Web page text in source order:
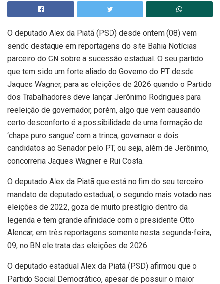
O deputado Alex da Piatã (PSD) desde ontem (08) vem
sendo destaque em reportagens do site Bahia Notícias
parceiro do CN sobre a sucessão estadual. O seu partido
que tem sido um forte aliado do Governo do PT desde
Jaques Wagner, para as eleições de 2026 quando o Partido
dos Trabalhadores deve lançar Jerônimo Rodrigues para
reeleição de governador, porém, algo que vem causando
certo desconforto é a possibilidade de uma formação de
‘chapa puro sangue’ com a trinca, governaor e dois
candidatos ao Senador pelo PT, ou seja, além de Jerônimo,
concorreria Jaques Wagner e Rui Costa.
O deputado Alex da Piatã que está no fim do seu terceiro
mandato de deputado estadual, o segundo mais votado nas
eleições de 2022, goza de muito prestígio dentro da
legenda e tem grande afinidade com o presidente Otto
Alencar, em três reportagens somente nesta segunda-feira,
09, no BN ele trata das eleições de 2026.
O deputado estadual Alex da Piatã (PSD) afirmou que o
Partido Social Democrático, apesar de possuir o maior